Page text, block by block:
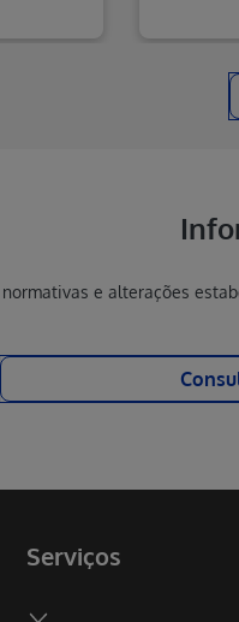
e alterações
Serviços